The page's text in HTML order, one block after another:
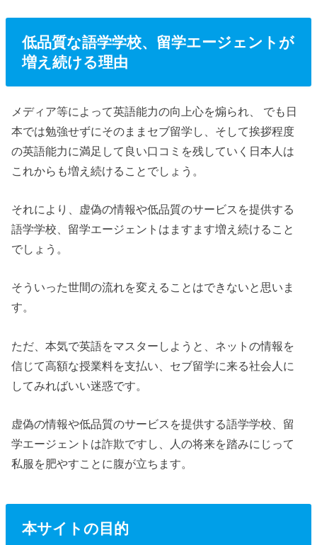
低品質な語学学校、留学エージェントが
増え続ける理由
メディア等によって英語能力の向上心を煽られ、 でも日
本では勉強せずにそのままセブ留学し、そして挨拶程度
の英語能力に満足して良い口コミを残していく日本人は
これからも増え続けることでしょう。
それにより、虚偽の情報や低品質のサービスを提供する
語学学校、留学エージェントはますます増え続けること
でしょう。
そういった世間の流れを変えることはできないと思いま
す。
ただ、本気で英語をマスターしようと、ネットの情報を
信じて高額な授業料を支払い、セブ留学に来る社会人に
してみればいい迷惑です。
虚偽の情報や低品質のサービスを提供する語学学校、留
学エージェントは詐欺ですし、人の将来を踏みにじって
私服を肥やすことに腹が立ちます。
本サイトの目的